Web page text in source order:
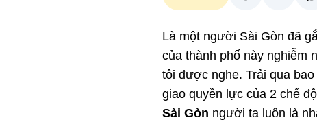
Là một người Sài Gòn đã
của thành phố này nghiễm
tôi được nghe. Trải qua
giao quyền lực của 2 chế
Sài Gòn người ta luôn là